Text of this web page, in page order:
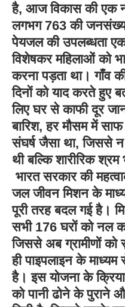
है, आज विकास की एक
लगभग 763 की
पेयजल की उपलब्धता
विशेषकर महिलाओं को
करना पड़ता था। गाँव
दिनों को याद करते हुए
लिए घर से काफी दूर
बारिश, हर मौसम में
संघर्ष जैसा था, जिससे न
थी बल्कि शारीरिक
भारत सरकार की
जल जीवन मिशन के
पूरी तरह बदल गई है।
सभी 176 घरों को नल
जिससे अब ग्रामीणों
ही पाइपलाइन के
है। इस योजना के
को पानी ढोने के पुराने